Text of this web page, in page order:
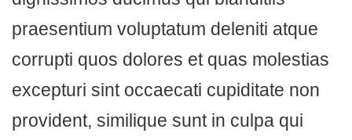
praesentium voluptatum deleniti atque
corrupti quos dolores et quas molestias
excepturi sint occaecati cupiditate non
provident, similique sunt in culpa qui